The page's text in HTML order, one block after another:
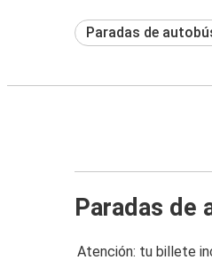
Paradas de
Paradas de
Atención: tu billete